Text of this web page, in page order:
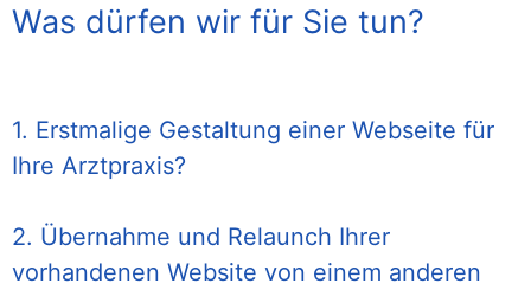
Was dürfen wir für Sie tun?
1. Erstmalige Gestaltung einer Webseite für
Ihre Arztpraxis?
2. Übernahme und Relaunch Ihrer
vorhandenen Website von einem anderen